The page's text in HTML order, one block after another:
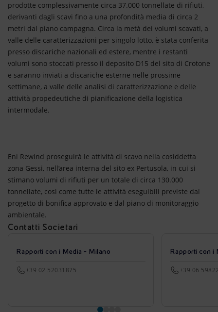
prodotte complessivamente circa 37.000 tonnellate di rifiuti,
derivanti dagli scavi fino a una profondità media di circa 2
metri dal piano campagna. Circa la metà dei volumi scavati, a
valle delle caratterizzazioni per singolo lotto, è stata conferita
presso discariche nazionali ed estere, mentre i restanti
volumi sono stoccati presso il deposito D15 del sito di Crotone
e saranno inviati a discariche esterne nelle prossime
settimane, a valle delle analisi di caratterizzazione e delle
attività propedeutiche di pianificazione della logistica
intermodale.
Eni Rewind proseguirà le attività di scavo nella cosiddetta
zona Gessi, nell’area interna del sito ex Pertusola, in cui si
stimano volumi di rifiuti per un totale di circa 130.000
tonnellate, così come tutte le attività eseguibili previste dal
progetto di bonifica approvato e dal piano di monitoraggio
ambientale.
Contatti Societari
Rapporti con i Media - Milano
+39 02 52031875
Rapporti con i
+39 06